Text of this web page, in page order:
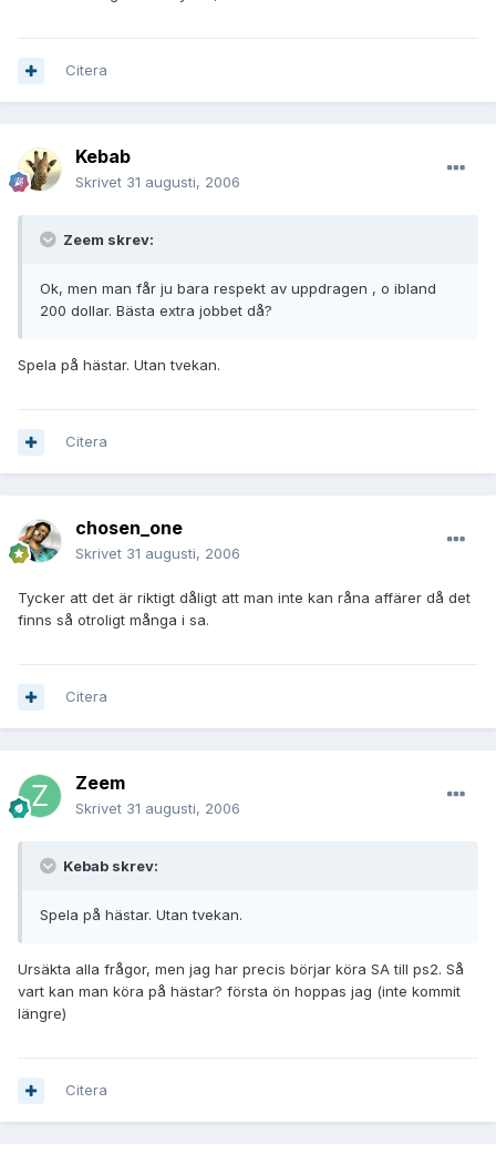
Citera
Kebab
Skrivet 31 augusti, 2006
Zeem skrev:
Ok, men man får ju bara respekt av uppdragen , o ibland
200 dollar. Bästa extra jobbet då?
Spela på hästar. Utan tvekan.
Citera
chosen_one
Skrivet 31 augusti, 2006
Tycker att det är riktigt dåligt att man inte kan råna affärer då det
finns så otroligt många i sa.
Citera
Zeem
Skrivet 31 augusti, 2006
Kebab skrev:
Spela på hästar. Utan tvekan.
Ursäkta alla frågor, men jag har precis börjar köra SA till ps2. Så
vart kan man köra på hästar? första ön hoppas jag (inte kommit
längre)
Citera